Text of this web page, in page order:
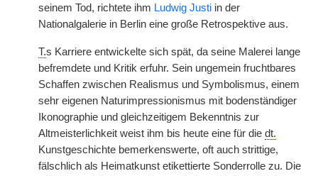
seinem Tod, richtete ihm Ludwig Justi in der
Nationalgalerie in Berlin eine große Retrospektive aus.
T.s Karriere entwickelte sich spät, da seine Malerei lange
befremdete und Kritik erfuhr. Sein ungemein fruchtbares
Schaffen zwischen Realismus und Symbolismus, einem
sehr eigenen Naturimpressionismus mit bodenständiger
Ikonographie und gleichzeitigem Bekenntnis zur
Altmeisterlichkeit weist ihm bis heute eine für die dt.
Kunstgeschichte bemerkenswerte, oft auch strittige,
fälschlich als Heimatkunst etikettierte Sonderrolle zu. Die